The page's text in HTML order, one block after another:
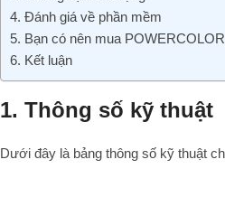
4. Đánh giá về phần mềm
5. Bạn có nên mua
6. Kết luận
1. Thông số kỹ thuật
Dưới đây là bảng thông số kỹ thuật